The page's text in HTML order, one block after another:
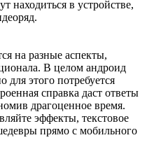
находиться в устройстве,
на разные аспекты,
В целом андроид
для этого потребуется
справка даст ответы
драгоценное время.
эффекты, текстовое
прямо с мобильного